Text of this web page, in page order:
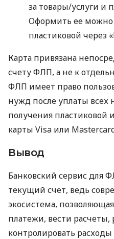
за товары/услуги и
Оформить ее можно
пластиковой через
Карта привязана
счету ФЛП, а не к
ФЛП имеет право
нужд после уплаты всех
получения пластиковой
карты Visa или
Вывод
Банковский сервис для
текущий счет, ведь
экосистема,
платежи, вести расчеты,
контролировать